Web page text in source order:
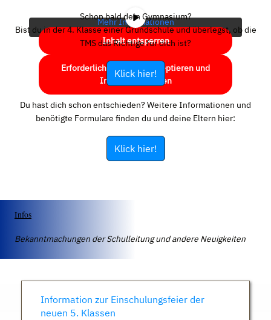
Mehr Informationen
Inhalt entsperren
Erforderlichen Service akzeptieren und
Inhalte entsperren
Schon bald dein Gymnasium?
Bist du in der 4. Klasse einer Grundschule und überlegst, ob die
TMS das Richtige für dich ist?
Klick hier!
Du hast dich schon entschieden? Weitere Informationen und
benötigte Formulare finden du und deine Eltern hier:
Klick hier!
Infos
Bekanntmachungen der Schulleitung und andere Neuigkeiten
Information zur Einschulungsfeier der
neuen 5. Klassen